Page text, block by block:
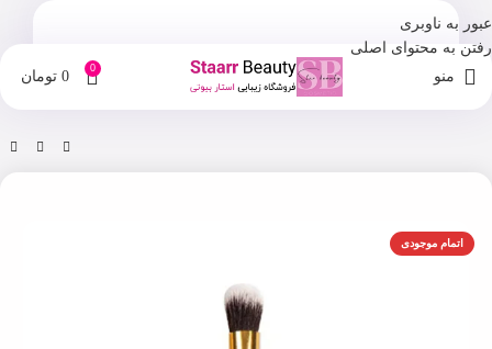
عبور به ناوبری
رفتن به محتوای اصلی
منو 0
0 تومان
فروشگاه ابزار آرایشی
اتمام موجودی